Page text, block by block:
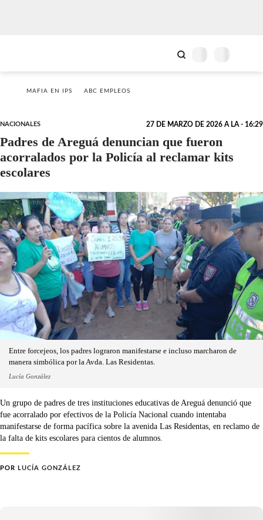
MAFIA EN IPS ABC EMPLEOS
NACIONALES 27 DE MARZO DE 2026 A LA - 16:29
Padres de Areguá denuncian que fueron
acorralados por la Policía al reclamar kits
escolares
Entre forcejeos, los padres lograron manifestarse e incluso marcharon de
manera simbólica por la Avda. Las Residentas.
Lucía González
Un grupo de padres de tres instituciones educativas de Areguá denunció que
fue acorralado por efectivos de la Policía Nacional cuando intentaba
manifestarse de forma pacífica sobre la avenida Las Residentas, en reclamo de
la falta de kits escolares para cientos de alumnos.
POR LUCÍA GONZÁLEZ